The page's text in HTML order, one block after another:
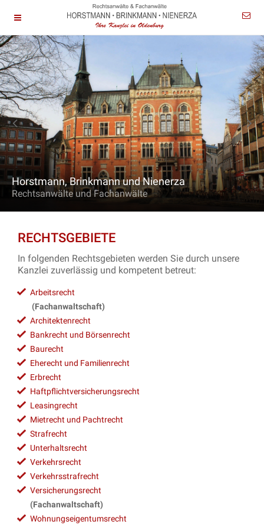
Horstmann, Brinkmann und Nienerza
Rechtsanwälte und Fachanwälte
RECHTSGEBIETE
In folgenden Rechtsgebieten werden Sie durch unsere
Kanzlei zuverlässig und kompetent betreut:
Arbeitsrecht
(Fachanwaltschaft)
Architektenrecht
Bankrecht und Börsenrecht
Baurecht
Eherecht und Familienrecht
Erbrecht
Haftpflichtversicherungsrecht
Leasingrecht
Mietrecht und Pachtrecht
Strafrecht
Unterhaltsrecht
Verkehrsrecht
Verkehrsstrafrecht
Versicherungsrecht
(Fachanwaltschaft)
Wohnungseigentumsrecht